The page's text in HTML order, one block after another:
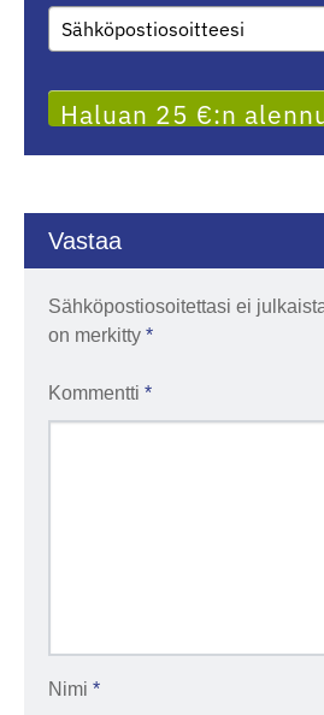
Haluan 25 €:n
Vastaa
Sähköpostiosoitettasi ei
on merkitty *
Kommentti *
Nimi *